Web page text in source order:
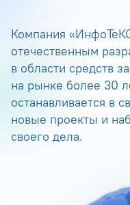
Компания
отечественным
в области средств
на рынке более 30
останавливается в
новые проекты и
своего дела.